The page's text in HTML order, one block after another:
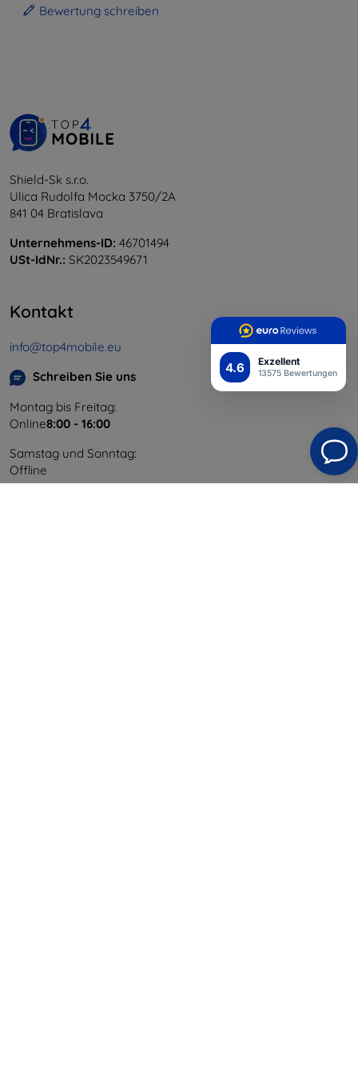
4.6 Exzellent
13575 Bewertungen
Bewertung schreiben
Shield-Sk s.r.o.
Ulica Rudolfa Mocka 3750/2A
841 04 Bratislava
Unternehmens-ID: 46701494
USt-IdNr.: SK2023549671
Kontakt
info@top4mobile.eu
Schreiben Sie uns
Montag bis Freitag:
Online8:00 - 16:00
Samstag und Sonntag:
Offline